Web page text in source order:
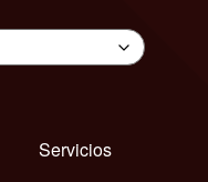
Servicios